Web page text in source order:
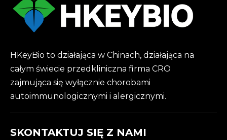
HKeyBio to działająca w Chinach, działająca na
całym świecie przedkliniczna firma CRO
zajmująca się wyłącznie chorobami
autoimmunologicznymi i alergicznymi.
SKONTAKTUJ SIĘ Z NAMI